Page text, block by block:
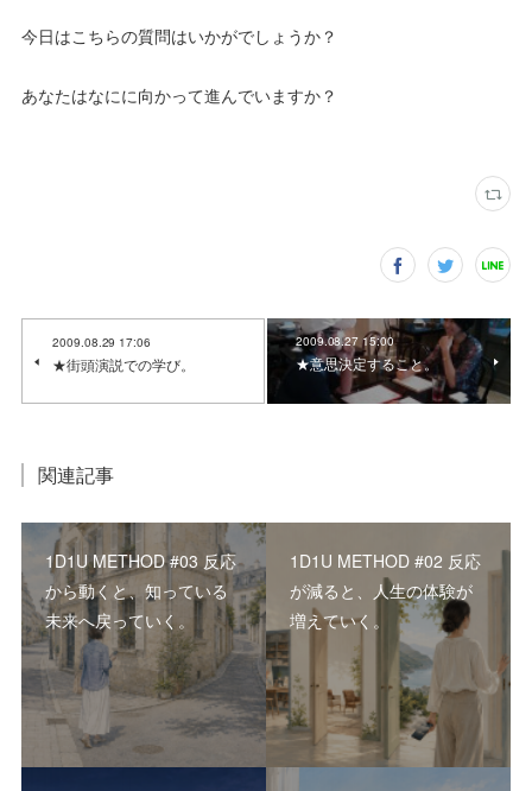
今日はこちらの質問はいかがでしょうか？
あなたはなにに向かって進んでいますか？
2009.08.29 17:06
★街頭演説での学び。
2009.08.27 15:00
★意思決定すること。
関連記事
1D1U METHOD #03 反応
から動くと、知っている
未来へ戻っていく。
1D1U METHOD #02 反応
が減ると、人生の体験が
増えていく。